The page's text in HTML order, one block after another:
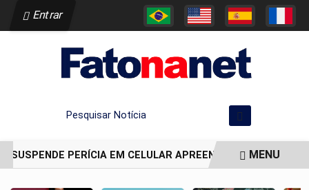
Entrar
Pesquisar Notícia
SUSPENDE PERÍCIA EM CELULAR APREENDIDO EM CELA DE
MENU